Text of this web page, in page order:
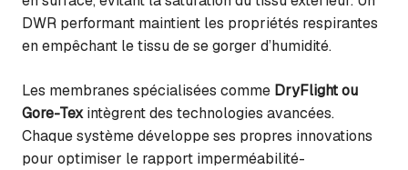
DWR performant maintient les propriétés respirantes
en empêchant le tissu de se gorger d’humidité.
Les membranes spécialisées comme DryFlight ou
Gore-Texintègrent des technologies avancées.
Chaque système développe ses propres innovations
pour optimiser le rapport imperméabilité-